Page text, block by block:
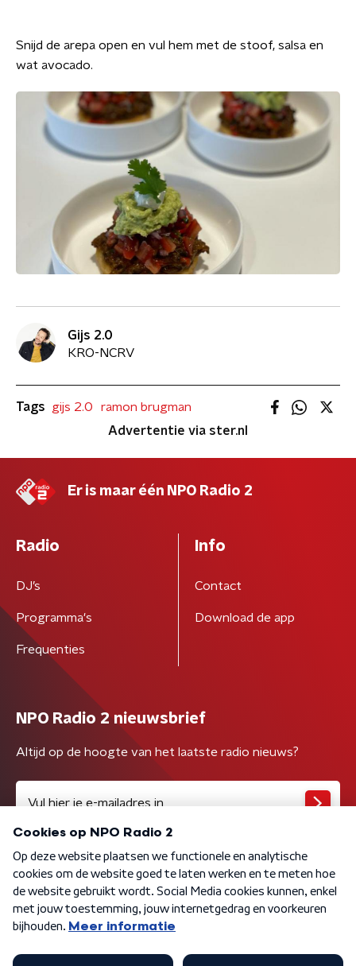
Snijd de arepa open en vul hem met de stoof, salsa en
wat avocado.
Gijs 2.0
KRO-NCRV
Tags gijs 2.0
ramon brugman
Advertentie via ster.nl
Er is maar één NPO Radio 2
Radio
DJ’s
Programma's
Frequenties
Info
Contact
Download de app
NPO Radio 2 nieuwsbrief
Altijd op de hoogte van het laatste radio nieuws?
Algemene voorwaarden